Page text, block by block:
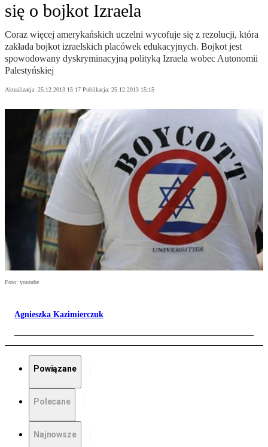
się o bojkot Izraela
Coraz więcej amerykańskich uczelni wycofuje się z rezolucji, która
zakłada bojkot izraelskich placówek edukacyjnych. Bojkot jest
spowodowany dyskryminacyjną polityką Izraela wobec Autonomii
Palestyńskiej
Aktualizacja: 25.12.2013 15:17 Publikacja: 25.12.2013 15:15
Foto: youtube
Agnieszka Kazimierczuk
Powiązane
Polecane
Najnowsze